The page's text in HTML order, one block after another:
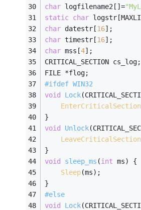
char logfilename2[]=
static char
char datestr[16];
char timestr[16];
char mss[4];
CRITICAL_SECTION cs_log;
FILE *flog;
#ifdef WIN32
void
Lock
EnterCriticalSection
}
void
Unlock
LeaveCriticalSection
}
void
sleep_ms (int ms)
{
Sleep(ms);
}
#else
void
Lock